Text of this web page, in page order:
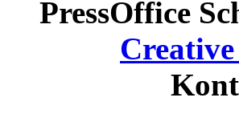
PressOffice